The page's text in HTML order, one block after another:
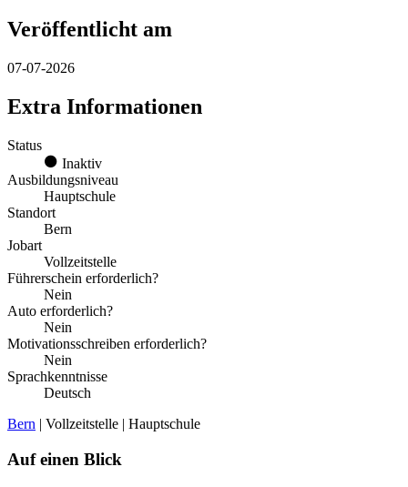
Veröffentlicht am
07-07-2026
Extra Informationen
Status
Inaktiv
Ausbildungsniveau
Hauptschule
Standort
Bern
Jobart
Vollzeitstelle
Führerschein erforderlich?
Nein
Auto erforderlich?
Nein
Motivationsschreiben erforderlich?
Nein
Sprachkenntnisse
Deutsch
Bern | Vollzeitstelle | Hauptschule
Auf einen Blick